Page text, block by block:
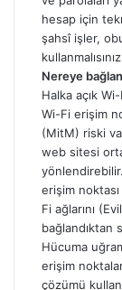
hesap için
şahsî işler,
Nereye
Halka açık
Wi-Fi erişim
(MitM) riski
web sitesi
erişim
Fi ağlarını
bağlandıktan
Hücuma
erişim
çözümü